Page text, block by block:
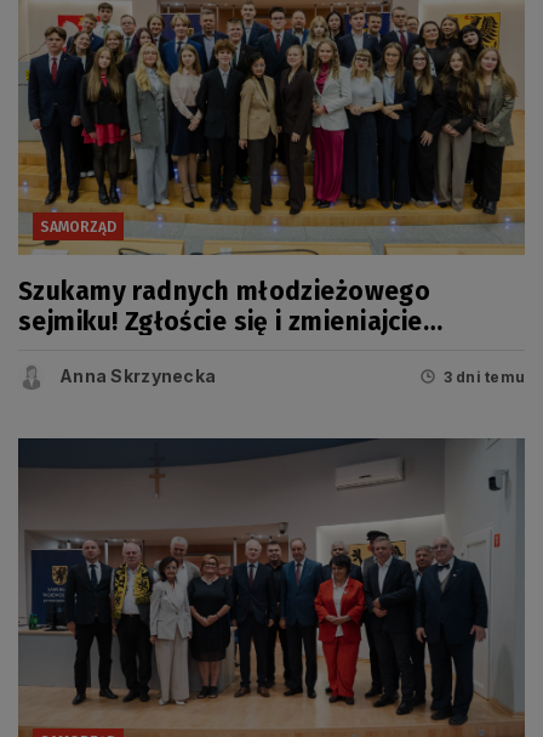
SAMORZĄD
Szukamy radnych młodzieżowego
sejmiku! Zgłoście się i zmieniajcie
Anna Skrzynecka 3 dni temu